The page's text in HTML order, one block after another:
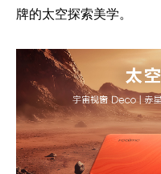
牌的太空探索美学。